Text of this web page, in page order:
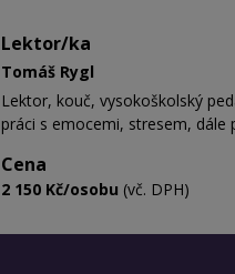
Lektor/ka
Tomáš Rygl
Lektor, kouč, vysokoškolský
práci s emocemi, stresem,
Cena
2 150 Kč/osobu (vč. DPH)